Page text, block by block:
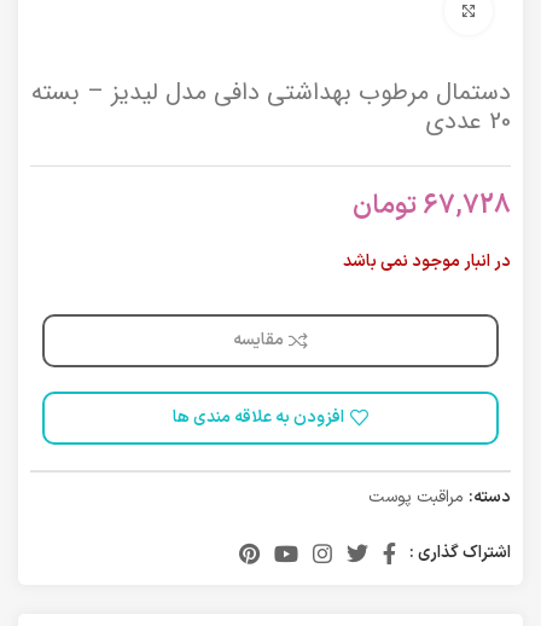
دستمال مرطوب بهداشتی دافی مدل لیدیز – بسته
20 عددی
67,728تومان
در انبار موجود نمی باشد
مقایسه
افزودن به علاقه مندی ها
دسته: مراقبت پوست
اشتراک گذاری :